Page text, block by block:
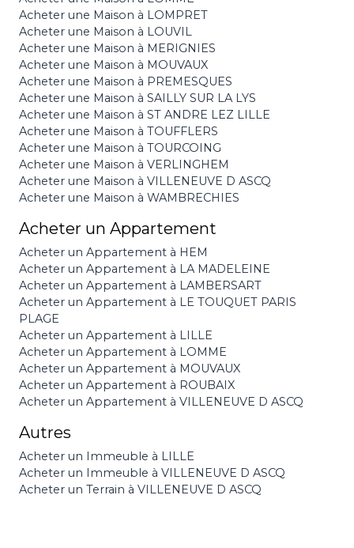
Acheter une Maison à LOMPRET
Acheter une Maison à LOUVIL
Acheter une Maison à MERIGNIES
Acheter une Maison à MOUVAUX
Acheter une Maison à PREMESQUES
Acheter une Maison à SAILLY SUR LA LYS
Acheter une Maison à ST ANDRE LEZ LILLE
Acheter une Maison à TOUFFLERS
Acheter une Maison à TOURCOING
Acheter une Maison à VERLINGHEM
Acheter une Maison à VILLENEUVE D ASCQ
Acheter une Maison à WAMBRECHIES
Acheter un Appartement
Acheter un Appartement à HEM
Acheter un Appartement à LA MADELEINE
Acheter un Appartement à LAMBERSART
Acheter un Appartement à LE TOUQUET PARIS
PLAGE
Acheter un Appartement à LILLE
Acheter un Appartement à LOMME
Acheter un Appartement à MOUVAUX
Acheter un Appartement à ROUBAIX
Acheter un Appartement à VILLENEUVE D ASCQ
Autres
Acheter un Immeuble à LILLE
Acheter un Immeuble à VILLENEUVE D ASCQ
Acheter un Terrain à VILLENEUVE D ASCQ